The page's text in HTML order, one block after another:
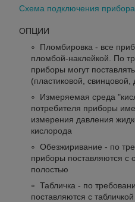
Схема подключения прибора
ОПЦИИ
Пломбировка - все
пломбой-наклейкой. По
приборы могут
(пластиковой,
Измеряемая среда
потребителя приборы
измерения давления
кислорода
Обезжиривание - по
приборы поставляются с
полостью
Табличка - по
поставляются с